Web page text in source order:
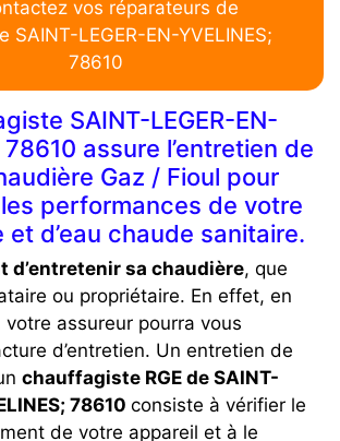
vos réparateurs de
SAINT-LEGER-EN-YVELINES;
78610
SAINT-LEGER-EN-
78610 assure l’entretien de
Gaz / Fioul pour
performances de votre
d’eau chaude sanitaire.
d’entretenir sa chaudière, que
ou propriétaire. En effet, en
assureur pourra vous
d’entretien. Un entretien de
chauffagiste RGE de SAINT-
78610 consiste à vérifier le
de votre appareil et à le